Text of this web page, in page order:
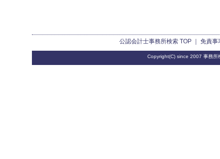
公認会計士事務所検索TOP ｜ 免責事
Copyright(C) since 2007 事務所